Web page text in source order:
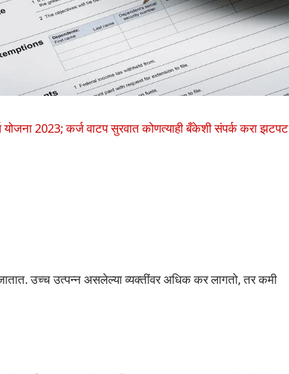
2023; कर्ज वाटप सुरवात कोणत्याही बँकेशी संपर्क करा झटपट
उच्च उत्पन्न असलेल्या व्यक्तींवर अधिक कर लागतो, तर कमी